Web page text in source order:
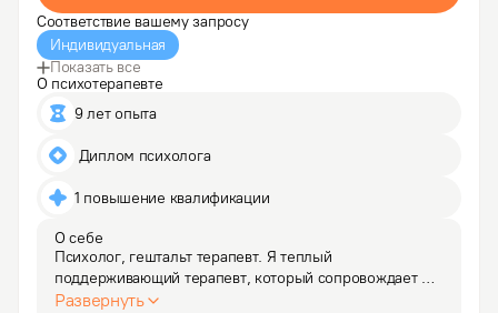
Соответствие вашему запросу
Индивидуальная
Показать все
О психотерапевте
9 лет опыта
Диплом психолога
1 повышение квалификации
О себе
Психолог, гештальт терапевт. Я теплый
поддерживающий терапевт, который сопровождает
клиента, до решения проблемы. Имею опыт работы
Развернуть